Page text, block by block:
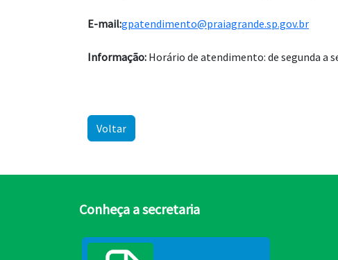
E-mail:gpatendimento@praiagrande.sp.gov.br
Informação: Horário de atendimento: de segunda a
Voltar
Conheça a secretaria